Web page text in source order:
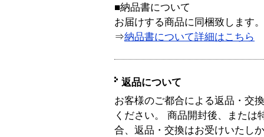
■納品書について
お届けする商品に同梱致します。
⇒納品書について詳細はこちら
返品について
お客様のご都合による返品・交
ください。 商品開封後、または
合、返品・交換はお受けいたし